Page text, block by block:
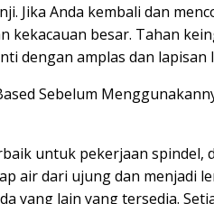
Jika Anda kembali dan
kekacauan besar. Tahan
dengan amplas dan lapisan
untuk pekerjaan spindel,
air dari ujung dan menjadi
yang lain yang tersedia.